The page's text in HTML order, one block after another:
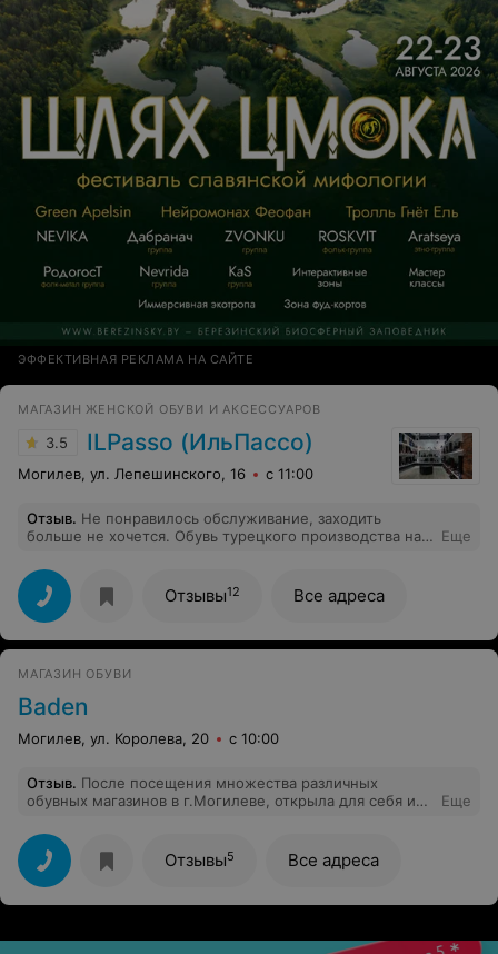
остальные деньги - плата за "подарок". Только дома я
поняла, что, всё же, надо было писать сумму как в
чеке!
ЭФФЕКТИВНАЯ РЕКЛАМА НА САЙТЕ
МАГАЗИН ЖЕНСКОЙ ОБУВИ И АКСЕССУАРОВ
3.5 ILPasso (ИльПассо)
Могилев, ул. Лепешинского, 16 с 11:00
Отзыв. Не понравилось обслуживание, заходить
больше не хочется. Обувь турецкого производства на
Еще
Отзывы12 Все адреса
МАГАЗИН ОБУВИ
Baden
Могилев, ул. Королева, 20 с 10:00
Отзыв. После посещения множества различных
обувных магазинов в г.Могилеве, открыла для себя и
там. где ни купи и каких бы денег обувь не стоила будь
то она бюджетная или дорогая, случается разное,
либо дешевая носится достойно либо дорогая дает
сбой. купив зимнюю обувь в бадене,надеялась
относить хоть сезон, по факту ношу третий, лето тоже
отдельное за обслуживание и комфорт
Еще
Отзывы5 Все адреса